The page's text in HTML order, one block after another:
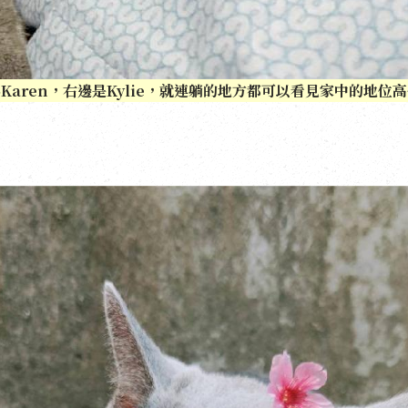
，右邊是Kylie，就連躺的地方都可以看見家中的地位